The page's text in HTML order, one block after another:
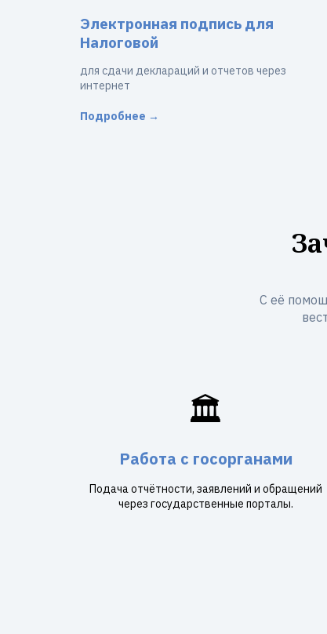
Электронная подпись для
Налоговой
для сдачи деклараций и отчетов через
интернет
Подробнее →
С её
🏛️
Работа с госорганами
Подача отчётности, заявлений и обращений
через государственные порталы.